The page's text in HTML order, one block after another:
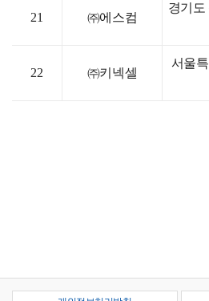
21 ㈜에스컴
경기도
22 ㈜키넥셀
서울